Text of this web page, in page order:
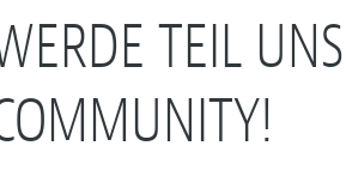
TEIL